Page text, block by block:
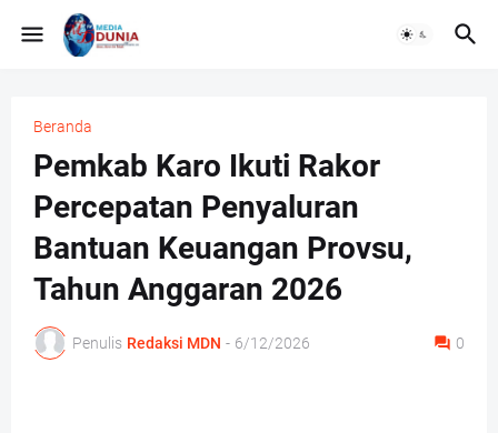
Beranda
Pemkab Karo Ikuti Rakor
Percepatan Penyaluran
Bantuan Keuangan Provsu,
Tahun Anggaran 2026
Penulis Redaksi MDN - 6/12/2026 0